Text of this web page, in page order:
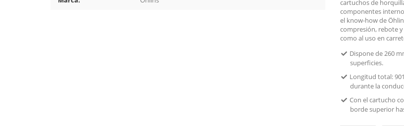
cartuchos de
componentes
el know-how de
compresión, rebote
como al uso en
Dispone de 260
superficies.
Longitud total:
durante la
Con el cartucho
borde superior